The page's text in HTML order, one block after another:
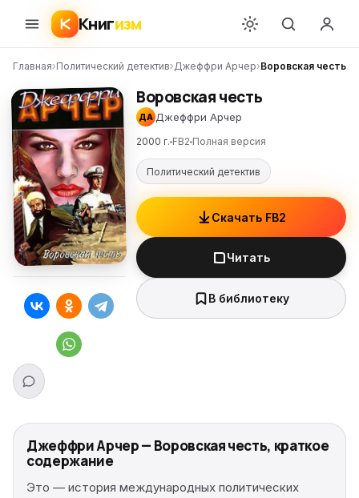
Книгизм
Главная›Политический детектив›Джеффри Арчер›Воровская честь
Воровская честь
ДА Джеффри Арчер
2000 г. FB2 Полная версия
Политический детектив
Скачать FB2
Читать
В библиотеку
Джеффри Арчер — Воровская честь, краткое
содержание
Это — история международных политических